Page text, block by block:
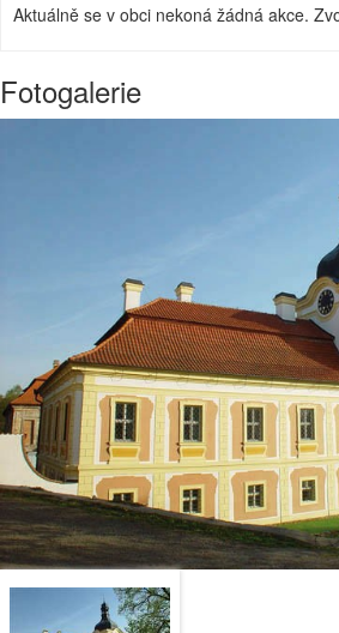
Aktuálně se v obci nekoná žádná akce.
Fotogalerie